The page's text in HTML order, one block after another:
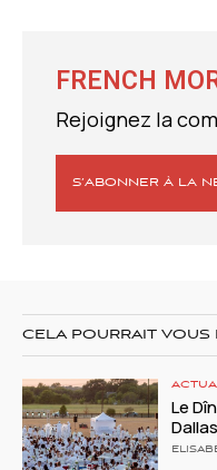
FRENCH
Rejoignez la
S’ABONNER À LA
CELA POURRAIT VOUS
Le
Dallas